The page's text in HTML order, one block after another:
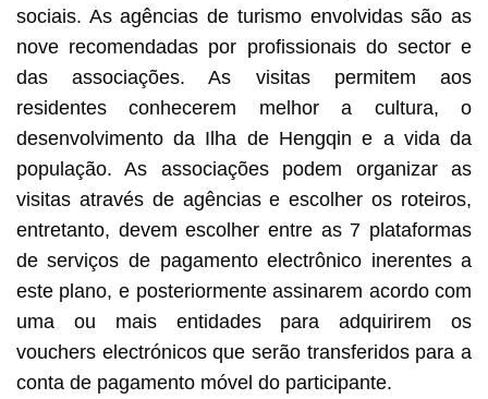
sociais. As agências de turismo envolvidas são as
nove recomendadas por profissionais do sector e
das associações. As visitas permitem aos
residentes conhecerem melhor a cultura, o
desenvolvimento da Ilha de Hengqin e a vida da
população. As associações podem organizar as
visitas através de agências e escolher os roteiros,
entretanto, devem escolher entre as 7 plataformas
de serviços de pagamento electrônico inerentes a
este plano, e posteriormente assinarem acordo com
uma ou mais entidades para adquirirem os
vouchers electrónicos que serão transferidos para a
conta de pagamento móvel do participante.